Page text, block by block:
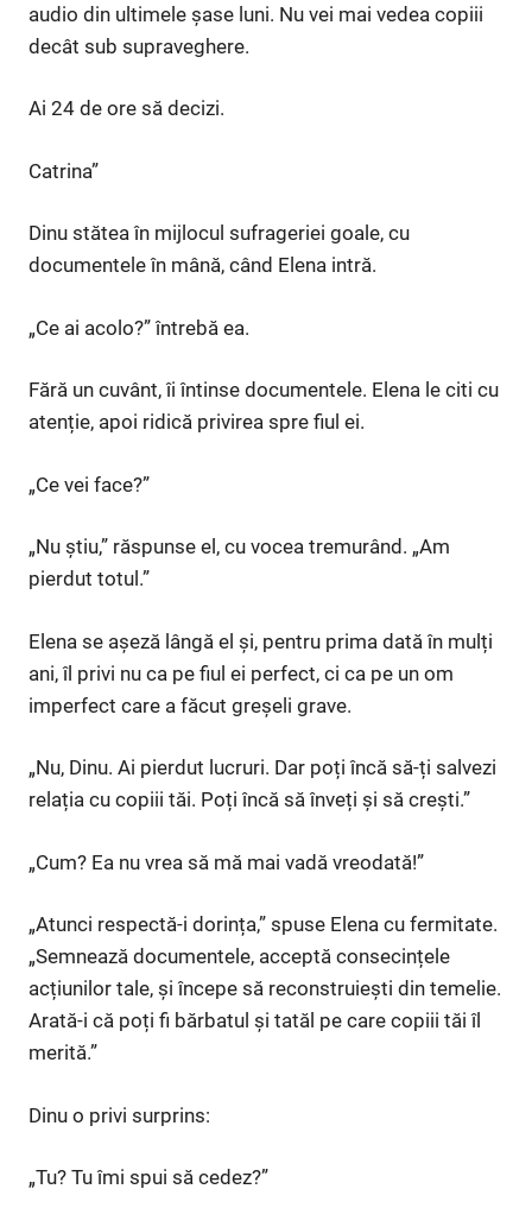
audio din ultimele șase luni. Nu vei mai vedea copiii
decât sub supraveghere.
Ai 24 de ore să decizi.
Catrina”
Dinu stătea în mijlocul sufrageriei goale, cu
documentele în mână, când Elena intră.
„Ce ai acolo?” întrebă ea.
Fără un cuvânt, îi întinse documentele. Elena le citi cu
atenție, apoi ridică privirea spre fiul ei.
„Ce vei face?”
„Nu știu,” răspunse el, cu vocea tremurând. „Am
pierdut totul.”
Elena se așeză lângă el și, pentru prima dată în mulți
ani, îl privi nu ca pe fiul ei perfect, ci ca pe un om
imperfect care a făcut greșeli grave.
„Nu, Dinu. Ai pierdut lucruri. Dar poți încă să-ți salvezi
relația cu copiii tăi. Poți încă să înveți și să crești.”
„Cum? Ea nu vrea să mă mai vadă vreodată!”
„Atunci respectă-i dorința,” spuse Elena cu fermitate.
„Semnează documentele, acceptă consecințele
acțiunilor tale, și începe să reconstruiești din temelie.
Arată-i că poți fi bărbatul și tatăl pe care copiii tăi îl
merită.”
Dinu o privi surprins:
„Tu? Tu îmi spui să cedez?”